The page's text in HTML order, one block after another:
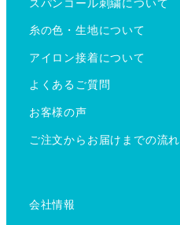
糸の色・生地について
アイロン接着について
よくあるご質問
お客様の声
ご注文からお届けまでの流れ
会社情報